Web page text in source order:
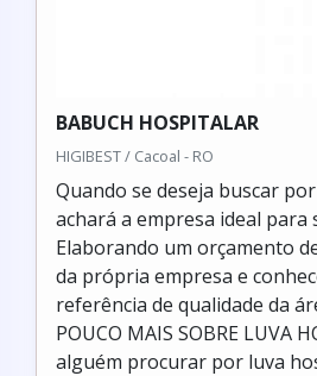
BABUCH HOSPITALAR
HIGIBEST / Cacoal - RO
Quando se deseja buscar
achará a empresa ideal para
Elaborando um orçamento
da própria empresa e
referência de qualidade da
POUCO MAIS SOBRE LUVA
alguém procurar por luva